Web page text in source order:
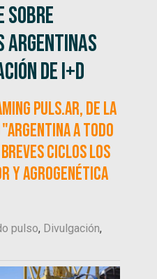
sobre
argentinas
de I+D
Puls.Ar, de la
"Argentina a todo
ciclos los
y Agrogenética
pulso, Divulgación,